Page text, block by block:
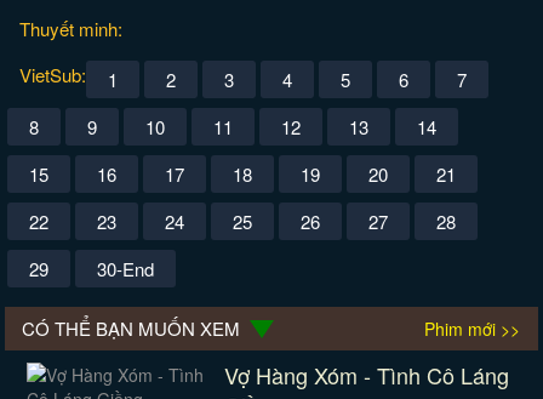
Thuyết minh:
VietSub:
1 2 3 4 5 6
7
8
9 10 11 12 13
14
15
16 17 18 19 20
21
22
23 24 25 26 27
28
29
30-End
CÓ THỂ BẠN MUỐN XEM Phim mới >>
Vợ Hàng Xóm - Tình Cô Láng